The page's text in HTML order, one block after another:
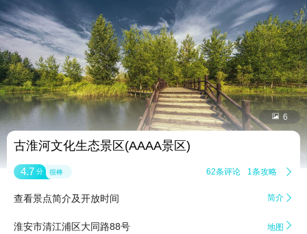
 6
古淮河文化生态景区(AAAA景区)
4.7 分 很棒 62条评论 1条攻略 
查看景点简介及开放时间 简介 
淮安市清江浦区大同路88号 地图 
